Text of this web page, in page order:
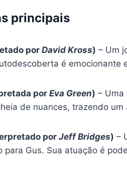
principais
porDavid Kross) – Um
é emocionante
por Eva Green) – Uma
de nuances, trazendo
por Jeff Bridges) –
para Gus. Sua atuação é